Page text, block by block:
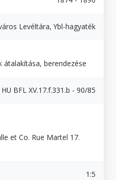
Levéltára, Ybl-hagyaték
átalakítása, berendezése
HU BFL XV.17.f.331.b - 90/85
et Co. Rue Martel 17.
1:5